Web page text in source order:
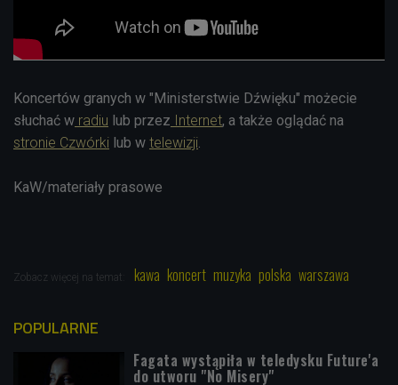
Koncertów granych w "Ministerstwie Dźwięku" możecie
słuchać w radiu lub przez Internet, a także oglądać na
stronie Czwórki lub w telewizji
KaW/materiały prasowe
Zobacz więcej na temat: kawa koncert muzyka polska warszawa
POPULARNE
Fagata wystąpiła w teledysku Future'a
do utworu "No Misery"